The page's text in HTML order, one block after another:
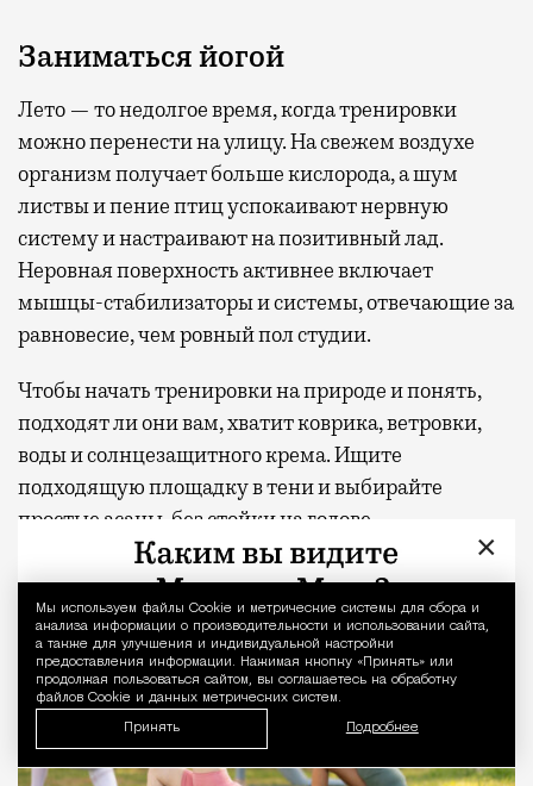
Уведомление
Мы используем файлы Сookie и метрические системы для сбора и
анализа информации о производительности и использовании сайта,
а также для улучшения и индивидуальной настройки
предоставления информации. Нажимая кнопку «Принять» или
продолжая пользоваться сайтом, вы соглашаетесь на обработку
файлов Cookie и данных метрических систем.
Принять Подробнее
Заниматься йогой
Лето — то недолгое время, когда тренировки
можно перенести на улицу. На свежем воздухе
организм получает больше кислорода, а шум
листвы и пение птиц успокаивают нервную
систему и настраивают на позитивный лад.
Неровная поверхность активнее включает
мышцы-стабилизаторы и системы, отвечающие за
равновесие, чем ровный пол студии.
Чтобы начать тренировки на природе и понять,
подходят ли они вам, хватит коврика, ветровки,
воды и солнцезащитного крема. Ищите
подходящую площадку в тени и выбирайте
простые асаны, без стойки на голове.
×